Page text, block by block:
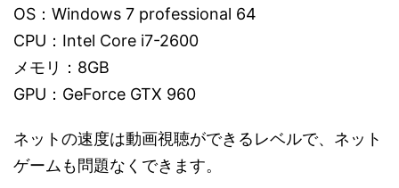
OS：Windows 7 professional 64
CPU：Intel Core i7-2600
メモリ：8GB
GPU：GeForce GTX 960
ネットの速度は動画視聴ができるレベルで、ネット
ゲームも問題なくできます。